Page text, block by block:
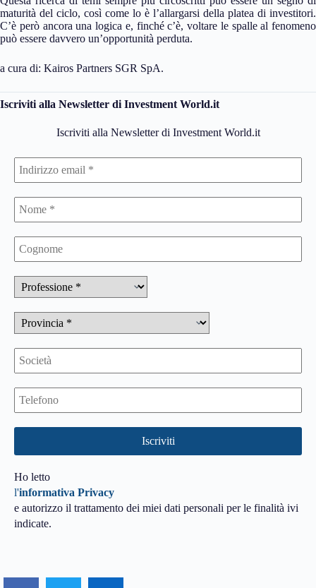
maturità del ciclo, così come lo è l’allargarsi della platea di investitori.
C’è però ancora una logica e, finché c’è, voltare le spalle al fenomeno
può essere davvero un’opportunità perduta.
a cura di: Kairos Partners SGR SpA.
Iscriviti alla Newsletter di Investment World.it
Iscriviti alla Newsletter di Investment World.it
Ho letto
l'informativa Privacy
e autorizzo il trattamento dei miei dati personali per le finalità ivi
indicate.